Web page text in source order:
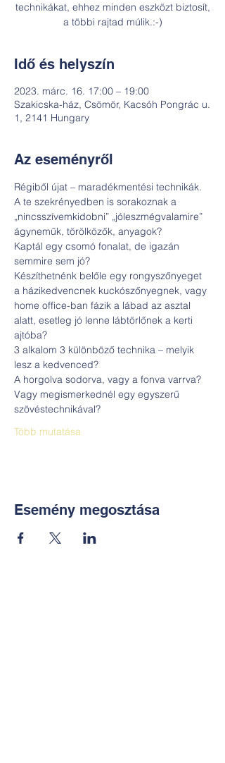
technikákat, ehhez minden eszközt biztosít,
a többi rajtad múlik.:-)
Idő és helyszín
2023. márc. 16. 17:00 – 19:00
Szakicska-ház, Csömör, Kacsóh Pongrác u.
1, 2141 Hungary
Az eseményről
Régiből újat – maradékmentési technikák.
A te szekrényedben is sorakoznak a
„nincsszívemkidobni” „jóleszmégvalamire”
ágyneműk, törölközők, anyagok?
Kaptál egy csomó fonalat, de igazán
semmire sem jó?
Készíthetnénk belőle egy rongyszőnyeget
a házikedvencnek kuckószőnyegnek, vagy
home office-ban fázik a lábad az asztal
alatt, esetleg jó lenne lábtörlőnek a kerti
ajtóba?
3 alkalom 3 különböző technika – melyik
lesz a kedvenced?
A horgolva sodorva, vagy a fonva varrva?
Vagy megismerkednél egy egyszerű
szövéstechnikával?
Több mutatása
Esemény megosztása